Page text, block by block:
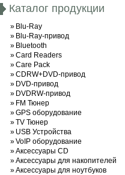
Каталог продукции
» Blu-Ray
» Blu-Ray-привод
» Bluetooth
»Card Readers
»Care Pack
»CDRW+DVD-привод
» DVD-привод
» DVDRW-привод
» FM Тюнер
»GPS оборудование
»TV Тюнер
» USB Устройства
»VoIP оборудование
»Аксессуары CD
»Аксессуары для накопителей
»Аксессуары для ноутбуков